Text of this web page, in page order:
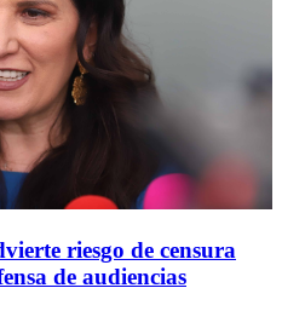
riesgo de censura
de audiencias